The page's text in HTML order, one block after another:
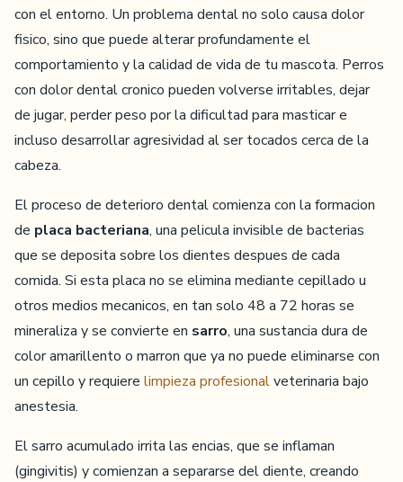
con el entorno. Un problema dental no solo causa dolor
fisico, sino que puede alterar profundamente el
comportamiento y la calidad de vida de tu mascota. Perros
con dolor dental cronico pueden volverse irritables, dejar
de jugar, perder peso por la dificultad para masticar e
incluso desarrollar agresividad al ser tocados cerca de la
cabeza.
El proceso de deterioro dental comienza con la formacion
de placa bacteriana, una pelicula invisible de bacterias
que se deposita sobre los dientes despues de cada
comida. Si esta placa no se elimina mediante cepillado u
otros medios mecanicos, en tan solo 48 a 72 horas se
mineraliza y se convierte en sarro, una sustancia dura de
color amarillento o marron que ya no puede eliminarse con
un cepillo y requiere limpieza profesionalveterinaria bajo
anestesia.
El sarro acumulado irrita las encias, que se inflaman
(gingivitis) y comienzan a separarse del diente, creando